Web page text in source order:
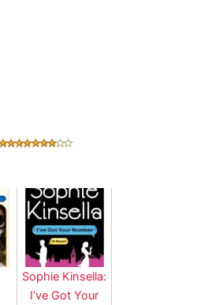
Sophie Kinsella:
I’ve Got Your